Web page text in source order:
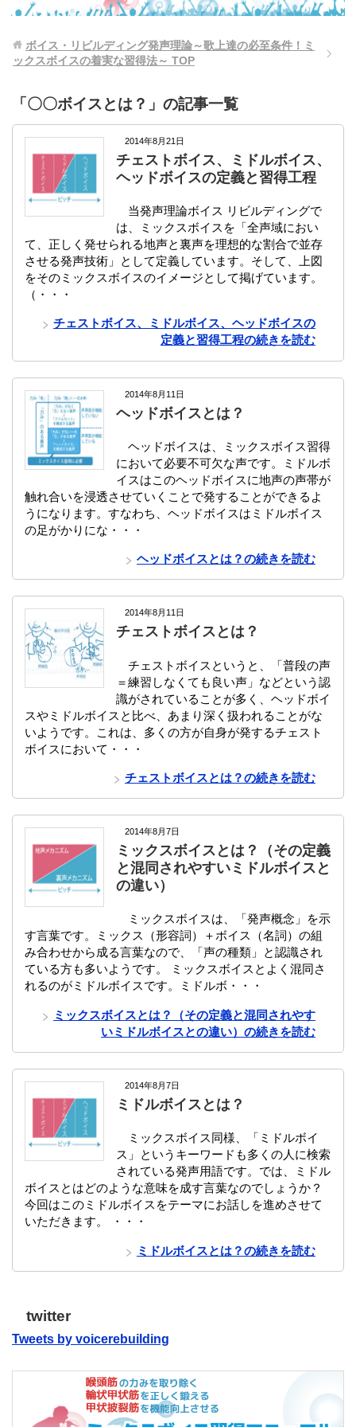
ボイス・リビルディング発声理論～歌上達の必至条件！ミ
ックスボイスの着実な習得法～ TOP
「〇〇ボイスとは？」の記事一覧
2014年8月21日
チェストボイス、ミドルボイス、
ヘッドボイスの定義と習得工程
当発声理論ボイス リビルディングで
は、ミックスボイスを「全声域におい
て、正しく発せられる地声と裏声を理想的な割合で並存
させる発声技術」として定義しています。そして、上図
をそのミックスボイスのイメージとして掲げています。
（・・・
チェストボイス、ミドルボイス、ヘッドボイスの
定義と習得工程の続きを読む
2014年8月11日
ヘッドボイスとは？
ヘッドボイスは、ミックスボイス習得
において必要不可欠な声です。ミドルボ
イスはこのヘッドボイスに地声の声帯が
触れ合いを浸透させていくことで発することができるよ
うになります。すなわち、ヘッドボイスはミドルボイス
の足がかりにな・・・
ヘッドボイスとは？の続きを読む
2014年8月11日
チェストボイスとは？
チェストボイスというと、「普段の声
＝練習しなくても良い声」などという認
識がされていることが多く、ヘッドボイ
スやミドルボイスと比べ、あまり深く扱われることがな
いようです。これは、多くの方が自身が発するチェスト
ボイスにおいて・・・
チェストボイスとは？の続きを読む
2014年8月7日
ミックスボイスとは？（その定義
と混同されやすいミドルボイスと
の違い）
ミックスボイスは、「発声概念」を示
す言葉です。ミックス（形容詞）＋ボイス（名詞）の組
み合わせから成る言葉なので、「声の種類」と認識され
ている方も多いようです。 ミックスボイスとよく混同さ
れるのがミドルボイスです。ミドルボ・・・
ミックスボイスとは？（その定義と混同されやす
いミドルボイスとの違い）の続きを読む
2014年8月7日
ミドルボイスとは？
ミックスボイス同様、「ミドルボイ
ス」というキーワードも多くの人に検索
されている発声用語です。では、ミドル
ボイスとはどのような意味を成す言葉なのでしょうか？
今回はこのミドルボイスをテーマにお話しを進めさせて
いただきます。 ・・・
ミドルボイスとは？の続きを読む
twitter
Tweets by voicerebuilding